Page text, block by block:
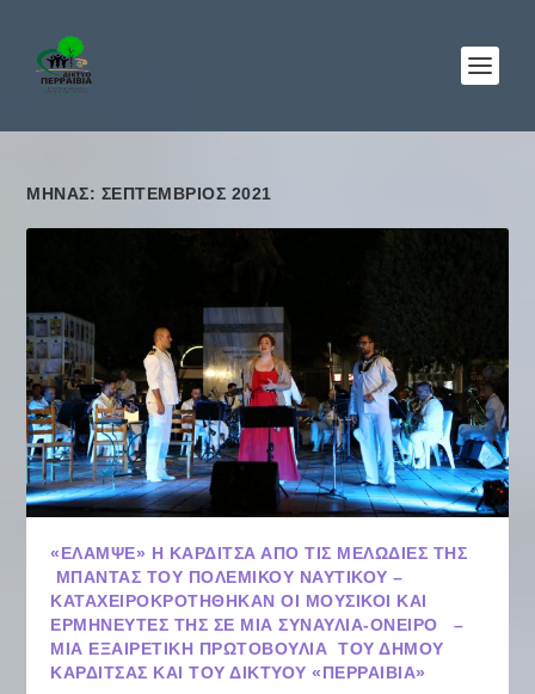
ΜΉΝΑΣ: ΣΕΠΤΈΜΒΡΙΟΣ 2021
«ΈΛΑΜΨΕ» Η ΚΑΡΔΊΤΣΑ ΑΠΌ ΤΙΣ ΜΕΛΩΔΊΕΣ ΤΗΣ
ΜΠΆΝΤΑΣ ΤΟΥ ΠΟΛΕΜΙΚΟΎ ΝΑΥΤΙΚΟΎ –
ΚΑΤΑΧΕΙΡΟΚΡΟΤΉΘΗΚΑΝ ΟΙ ΜΟΥΣΙΚΟΊ ΚΑΙ
ΕΡΜΗΝΕΥΤΈΣ ΤΗΣ ΣΕ ΜΙΑ ΣΥΝΑΥΛΊΑ-ΌΝΕΙΡΟ –
ΜΙΑ ΕΞΑΙΡΕΤΙΚΉ ΠΡΩΤΟΒΟΥΛΊΑ ΤΟΥ ΔΉΜΟΥ
ΚΑΡΔΊΤΣΑΣ ΚΑΙ ΤΟΥ ΔΙΚΤΎΟΥ «ΠΕΡΡΑΙΒΙΑ»